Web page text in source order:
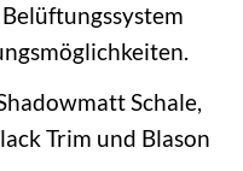
Schale,
Trim und Blason